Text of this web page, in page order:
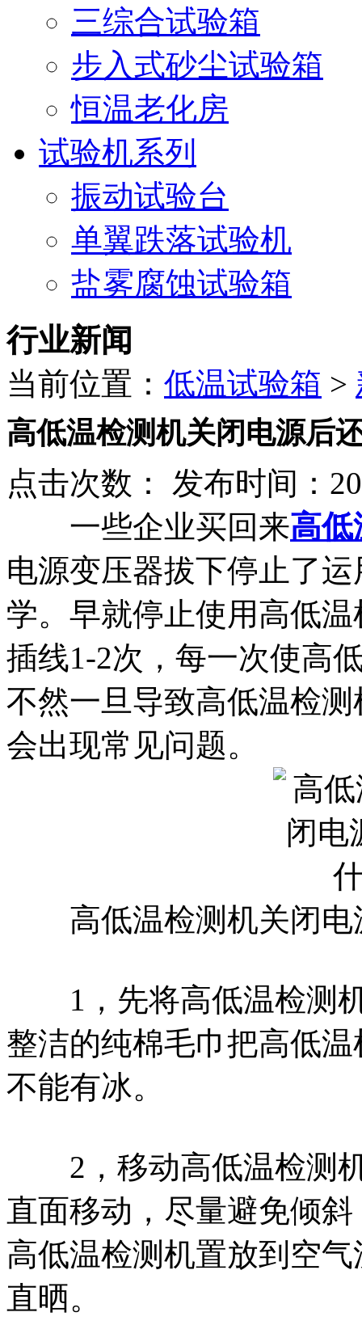
三综合试验箱
步入式砂尘试验箱
恒温老化房
试验机系列
振动试验台
单翼跌落试验机
盐雾腐蚀试验箱
行业新闻
当前位置： 低温试验箱 >
高低温检测机关闭电源后
点击次数：
发布时间：
一些企业买回来高低
电源变压器拔下停止了
学。早就停止使用高低
插线1-2次，每一次使高
不然一旦导致高低温检
会出现常见问题。
高低温检测机关闭电
1，先将高低温检测机
整洁的纯棉毛巾把高低
不能有冰。
2，移动高低温检测机
直面移动，尽量避免倾
高低温检测机置放到空
直晒。